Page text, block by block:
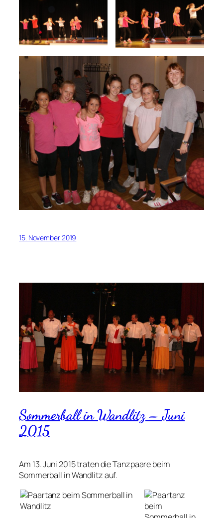
15. November 2019
Sommerball in Wandlitz – Juni
2015
Am 13. Juni 2015 traten die Tanzpaare beim
Sommerball in Wandlitz auf.